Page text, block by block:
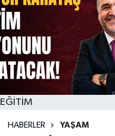
EĞİTİM
HABERLER YAŞAM